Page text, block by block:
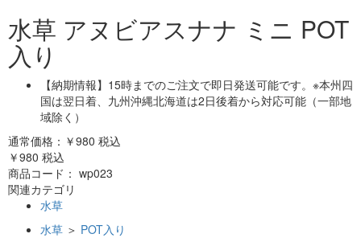
水草 アヌビアスナナ ミニ POT
入り
【納期情報】15時までのご注文で即日発送可能です。※本州四
国は翌日着、九州沖縄北海道は2日後着から対応可能（一部地
域除く）
通常価格：￥980 税込
￥980 税込
商品コード： wp023
関連カテゴリ
水草
水草 ＞ POT入り